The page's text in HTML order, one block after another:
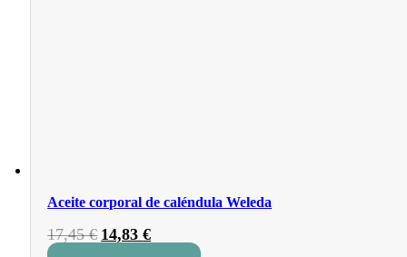
Aceite corporal de caléndula Weleda
17,45€ El
14,83€El